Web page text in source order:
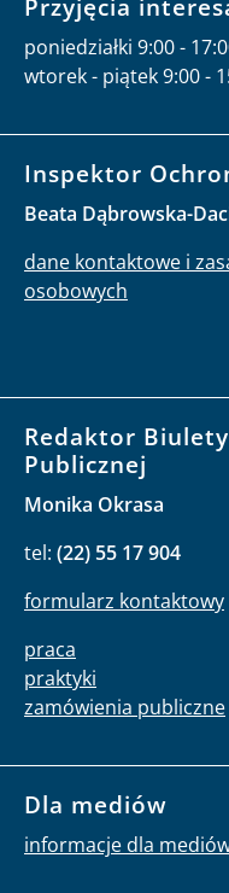
poniedziałki 9:00 -
wtorek - piątek 9:00 -
Inspektor
Beata Dąbrowska-
dane kontaktowe i
osobowych
Redaktor
Publicznej
Monika Okrasa
tel: (22) 55 17 904
formularz kontaktowy
praca
praktyki
zamówienia publiczne
Dla mediów
informacje dla